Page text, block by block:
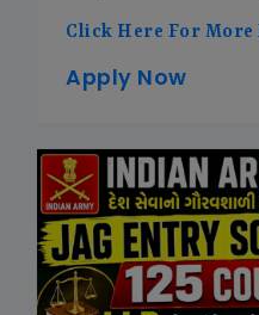
Click Here For More
Apply Now